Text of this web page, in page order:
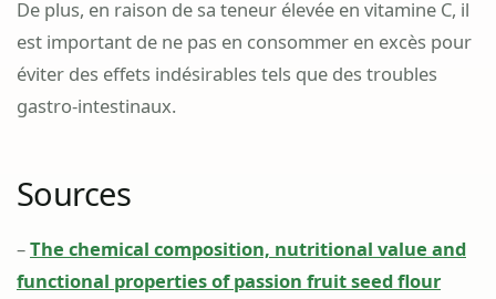
De plus, en raison de sa teneur élevée en vitamine C, il
est important de ne pas en consommer en excès pour
éviter des effets indésirables tels que des troubles
gastro-intestinaux.
Sources
–The chemical composition, nutritional value and
functional properties of passion fruit seed flour